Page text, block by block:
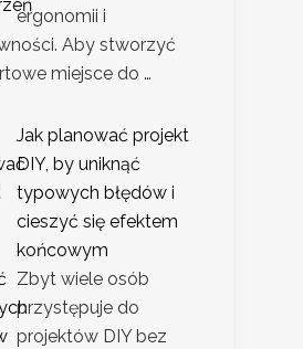
ergonomii i
Aby stworzyć
miejsce do …
Jak planować projekt
DIY, by uniknąć
typowych błędów i
cieszyć się efektem
końcowym
Zbyt wiele osób
przystępuje do
projektów DIY bez